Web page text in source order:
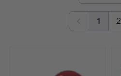
1 2